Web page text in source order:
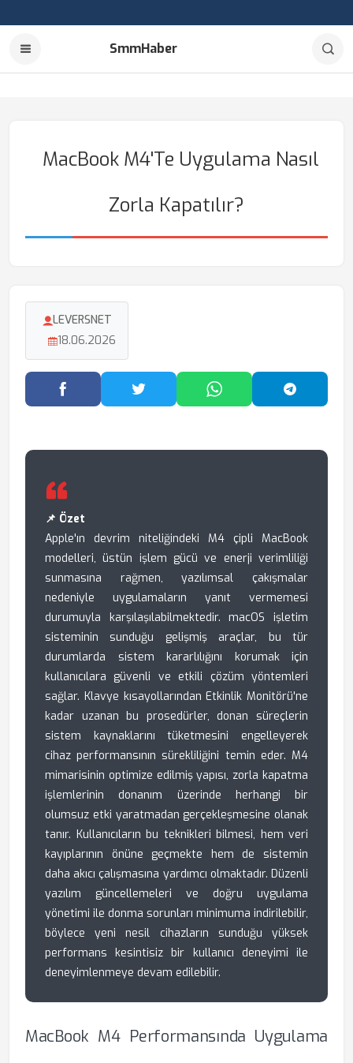
SmmHaber
MacBook M4'te Uygulama Nasıl
Zorla Kapatılır?
LEVERSNET
18.06.2026
Facebook'ta PaylaşTwitter'da PaylaşWhatsApp'ta Paylaş
📌 Özet
Apple'ın devrim niteliğindeki M4 çipli MacBook
modelleri, üstün işlem gücü ve enerji verimliliği
sunmasına rağmen, yazılımsal çakışmalar
nedeniyle uygulamaların yanıt vermemesi
durumuyla karşılaşılabilmektedir. macOS işletim
sisteminin sunduğu gelişmiş araçlar, bu tür
durumlarda sistem kararlılığını korumak için
kullanıcılara güvenli ve etkili çözüm yöntemleri
sağlar. Klavye kısayollarından Etkinlik Monitörü'ne
kadar uzanan bu prosedürler, donan süreçlerin
sistem kaynaklarını tüketmesini engelleyerek
cihaz performansının sürekliliğini temin eder. M4
mimarisinin optimize edilmiş yapısı, zorla kapatma
işlemlerinin donanım üzerinde herhangi bir
olumsuz etki yaratmadan gerçekleşmesine olanak
tanır. Kullanıcıların bu teknikleri bilmesi, hem veri
kayıplarının önüne geçmekte hem de sistemin
daha akıcı çalışmasına yardımcı olmaktadır. Düzenli
yazılım güncellemeleri ve doğru uygulama
yönetimi ile donma sorunları minimuma indirilebilir,
böylece yeni nesil cihazların sunduğu yüksek
performans kesintisiz bir kullanıcı deneyimi ile
deneyimlenmeye devam edilebilir.
MacBook M4 Performansında Uygulama